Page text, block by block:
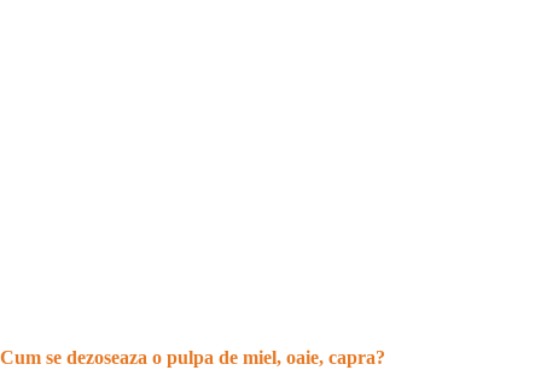
Cum se dezoseaza o pulpa de miel, oaie, capra?